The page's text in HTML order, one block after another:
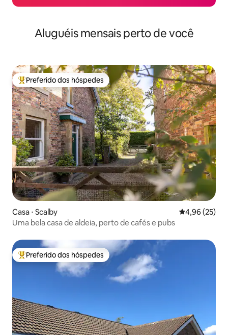
Aluguéis mensais perto de você
Entre os melhores preferidos dos hóspedes
Preferido dos hóspedes
Casa ⋅ Scalby 4,96 de uma
4,96 (25)
Uma bela casa de aldeia, perto de cafés e pubs
Entre os melhores preferidos dos hóspedes
Preferido dos hóspedes